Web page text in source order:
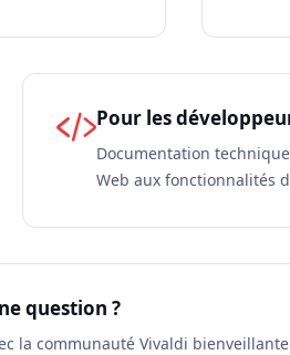
Pour les
Documentation
Web aux fonctionnalités
question ?
la communauté Vivaldi